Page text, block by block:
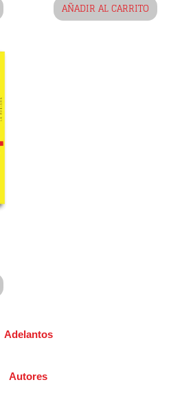
AÑADIR AL CARRITO
Adelantos
Autores